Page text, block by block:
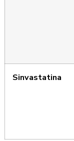
Sinvastatina